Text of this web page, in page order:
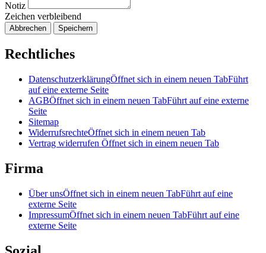
Notiz
Zeichen verbleibend
Abbrechen Speichern
Rechtliches
DatenschutzerklärungÖffnet sich in einem neuen TabFührt
auf eine externe Seite
AGBÖffnet sich in einem neuen TabFührt auf eine externe
Seite
Sitemap
WiderrufsrechteÖffnet sich in einem neuen Tab
Vertrag widerrufen Öffnet sich in einem neuen Tab
Firma
Über unsÖffnet sich in einem neuen TabFührt auf eine
externe Seite
ImpressumÖffnet sich in einem neuen TabFührt auf eine
externe Seite